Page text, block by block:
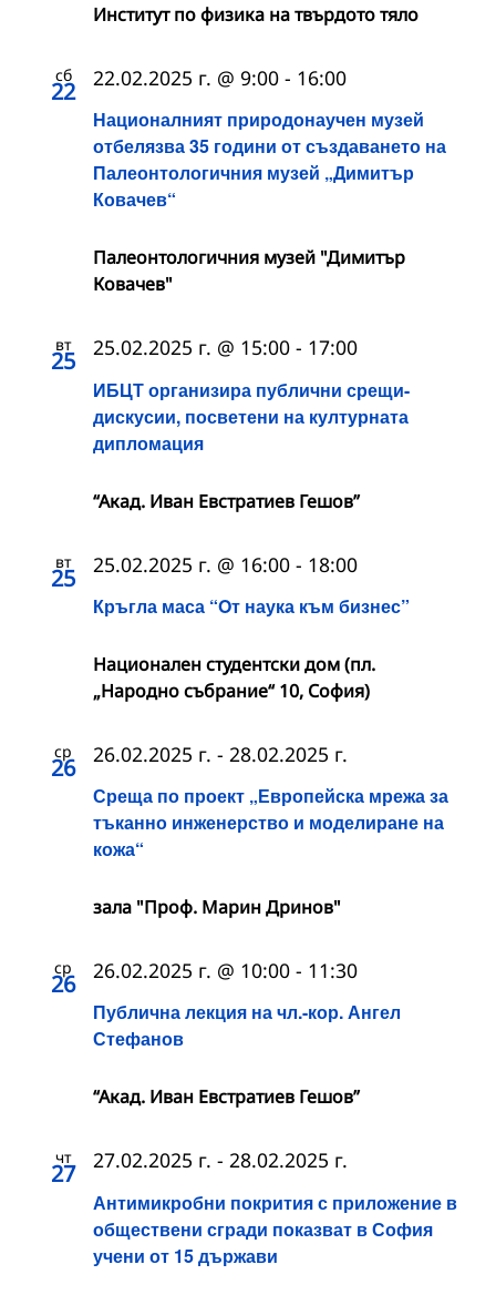
Институт по физика на твърдото тяло
сб
22
Националният природонаучен музей
отбелязва 35 години от създаването на
Палеонтологичния музей „Димитър
Ковачев“
22.02.2025 г. @ 9:00 - 16:00
Палеонтологичния музей "Димитър
Ковачев"
вт
25
ИБЦТ организира публични срещи-
дискусии, посветени на културната
дипломация
25.02.2025 г. @ 15:00 - 17:00
“Акад. Иван Евстратиев Гешов”
вт
25
Кръгла маса “Oт наука към бизнес”
25.02.2025 г. @ 16:00 - 18:00
Национален студентски дом (пл.
„Народно събрание“ 10, София)
ср
26
Среща по проект „Европейска мрежа за
тъканно инженерство и моделиране на
кожа“
26.02.2025 г. - 28.02.2025 г.
зала "Проф. Марин Дринов"
ср
26
Публична лекция на чл.-кор. Ангел
Стефанов
26.02.2025 г. @ 10:00 - 11:30
“Акад. Иван Евстратиев Гешов”
чт
27
Антимикробни покрития с приложение в
обществени сгради показват в София
учени от 15 държави
27.02.2025 г. - 28.02.2025 г.